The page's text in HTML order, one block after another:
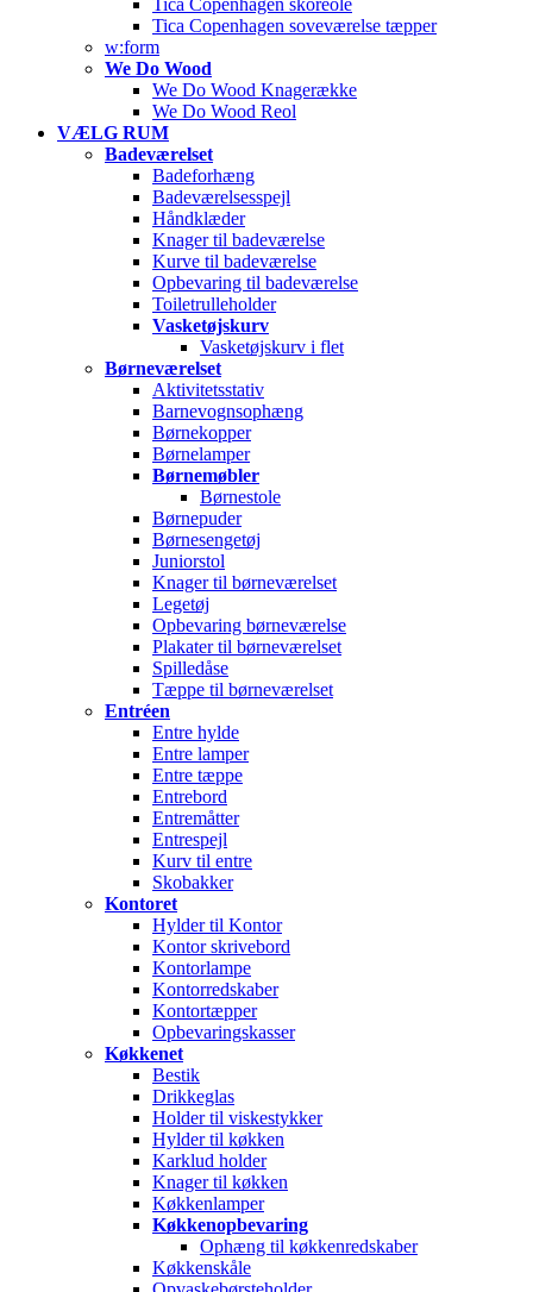
Tica Copenhagen skoreole
Tica Copenhagen soveværelse tæpper
w:form
We Do Wood
We Do Wood Knagerække
We Do Wood Reol
VÆLG RUM
Badeværelset
Badeforhæng
Badeværelsesspejl
Håndklæder
Knager til badeværelse
Kurve til badeværelse
Opbevaring til badeværelse
Toiletrulleholder
Vasketøjskurv
Vasketøjskurv i flet
Børneværelset
Aktivitetsstativ
Barnevognsophæng
Børnekopper
Børnelamper
Børnemøbler
Børnestole
Børnepuder
Børnesengetøj
Juniorstol
Knager til børneværelset
Legetøj
Opbevaring børneværelse
Plakater til børneværelset
Spilledåse
Tæppe til børneværelset
Entréen
Entre hylde
Entre lamper
Entre tæppe
Entrebord
Entremåtter
Entrespejl
Kurv til entre
Skobakker
Kontoret
Hylder til Kontor
Kontor skrivebord
Kontorlampe
Kontorredskaber
Kontortæpper
Opbevaringskasser
Køkkenet
Bestik
Drikkeglas
Holder til viskestykker
Hylder til køkken
Karklud holder
Knager til køkken
Køkkenlamper
Køkkenopbevaring
Ophæng til køkkenredskaber
Køkkenskåle